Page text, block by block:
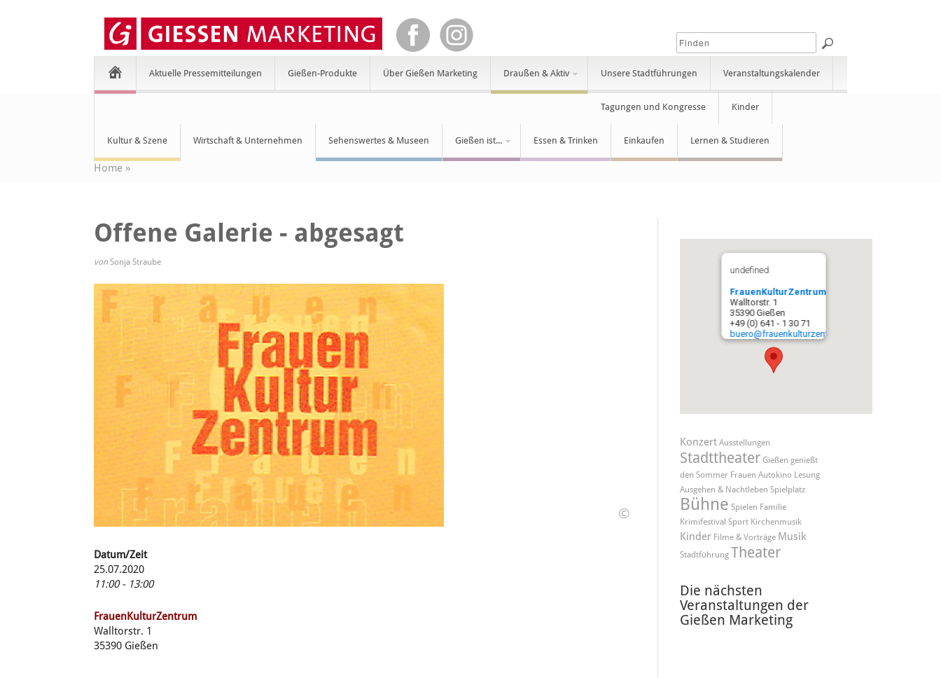
Aktuelle Pressemitteilungen Gießen-Produkte Über Gießen Marketing Draußen & Aktiv Unsere Stadtführungen Veranstaltungskalender
Tagungen und Kongresse Kinder
Kultur & Szene Wirtschaft & Unternehmen Sehenswertes & Museen Gießen ist... Essen & Trinken Einkaufen Lernen & Studieren
Home »
Offene Galerie - abgesagt
vonSonja Straube
©
Datum/Zeit
25.07.2020
11:00 - 13:00
FrauenKulturZentrum
Walltorstr. 1
35390 Gießen
undefined
FrauenKulturZentrum
Walltorstr. 1
35390 Gießen
+49 (0) 641 - 1 30 71
buero@frauenkulturzentrum.de
Konzert Ausstellungen
Stadttheater Gießen genießt
den Sommer Frauen Autokino Lesung
Ausgehen & Nachtleben Spielplatz
Bühne Spielen Familie
Krimifestival Sport Kirchenmusik
Kinder Filme & Vorträge Musik
Stadtführung Theater
Die nächsten
Veranstaltungen der
Gießen Marketing